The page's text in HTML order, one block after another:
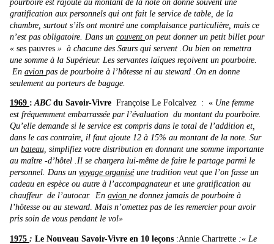
pourboire est rajouté au montant de la note on donne souvent une
gratification aux personnels qui ont fait le service de table, de la
chambre, surtout s’ils ont montré une complaisance particulière, mais ce
n’est pas obligatoire. Dans un couvent on peut donner un petit billet pour
« ses pauvres » à chacune des Sœurs qui servent .Ou bien on remettra
une somme à la Supérieur. Les servantes laïques reçoivent un pourboire.
En avion pas de pourboire à l’hôtesse ni au steward .On en donne
seulement au porteurs de bagage.
1969 : ABCdu Savoir-Vivre Françoise Le Folcalvez : « Une femme
est fréquemment embarrassée par l’évaluation du montant du pourboire.
Qu’elle demande si le service est compris dans le total de l’addition et,
dans le cas contraire, il faut ajoute 12 à 15% au montant de la note. Sur
un bateau, simplifiez votre distribution en donnant une somme importante
au maître -d’hôtel .Il se chargera lui-même de faire le partage parmi le
personnel. Dans un voyage organiséune tradition veut que l’on fasse un
cadeau en espèce ou autre à l’accompagnateur et une gratification au
chauffeur de l’autocar. En avion ne donnez jamais de pourboire à
l’hôtesse ou au steward. Mais n’omettez pas de les remercier pour avoir
pris soin de vous pendant le vol»
1975 : Le Nouveau Savoir-Vivre en 10 leçons :Annie Chartrette :« Le